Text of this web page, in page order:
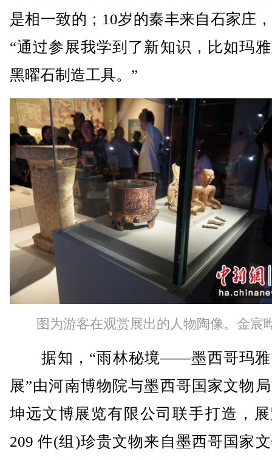
是相一致的；10岁的秦丰来自石家庄
“通过参展我学到了新知识，比如玛
黑曜石制造工具。”
图为游客在观赏展出的人物陶像。金宸
据知，“雨林秘境——墨西哥玛雅
展”由河南博物院与墨西哥国家文物
坤远文博展览有限公司联手打造，
209 件(组)珍贵文物来自墨西哥国家